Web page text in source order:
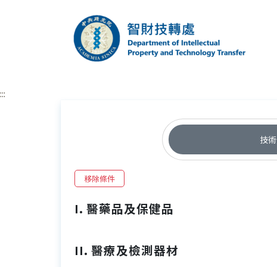
中央研究院智財技
:::
技
移除條件
I. 醫藥品及保健品
II. 醫療及檢測器材